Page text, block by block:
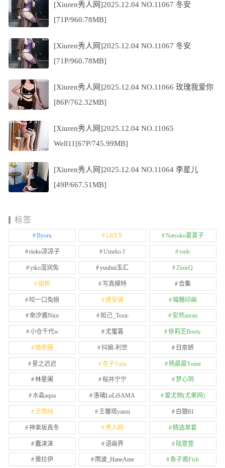
[Xiuren秀人网]2025.12.04 NO.11067 冬安
[71P/960.78MB]
[Xiuren秀人网]2025.12.04 NO.11067 冬安
[71P/960.78MB]
[Xiuren秀人网]2025.12.04 NO.11066 玫瑰我爱你
[86P/762.32MB]
[Xiuren秀人网]2025.12.04 NO.11065
Well11[67P/745.99MB]
[Xiuren秀人网]2025.12.04 NO.11064 李星儿
[49P/667.51MB]
标签
Byoru LRXX Natsuko夏夏子
rioko凉凉子 Umeko J vmb
yiko湿润兔 yuuhui玉汇 ZinieQ
丽柜 写真模特 合集
咬一口兔娘 唐安琪 喵糖印画
奈汐酱Nice 妲己_Toxic 安然anran
小仓千代w 尤蜜荟 徐莉芝Booty
微密圈 抖娘-利世 日奈娇
星之迟迟 杏子Yada 杨晨晨Yome
林星阑 桜井宁宁 梦心玥
水淼aqua 洛璃LoLiSAMA 爱尤物(尤果网)
王雨纯 王馨瑶yanni 白银81
神楽坂真冬 秀人网 精选单套
蠢沫沫 语画界 陆萱萱
雅拉伊 雨波_HaneAme 鱼子酱Fish